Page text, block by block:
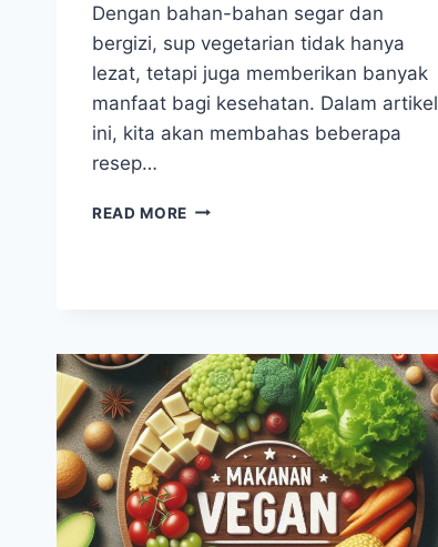
Dengan bahan-bahan segar dan
bergizi, sup vegetarian tidak hanya
lezat, tetapi juga memberikan banyak
manfaat bagi kesehatan. Dalam artikel
ini, kita akan membahas beberapa
resep…
READ MORE RESEP